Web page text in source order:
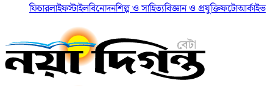
ফিচারলাইফস্টাইলবিনোদনশিল্প ও সাহিত্যবিজ্ঞান ও প্রযুক্তিফটোআর্কাইভ